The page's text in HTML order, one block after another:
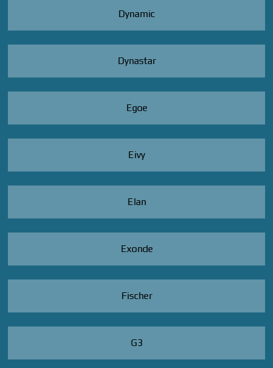
Dynamic
Dynastar
Egoe
Eivy
Elan
Exonde
Fischer
G3